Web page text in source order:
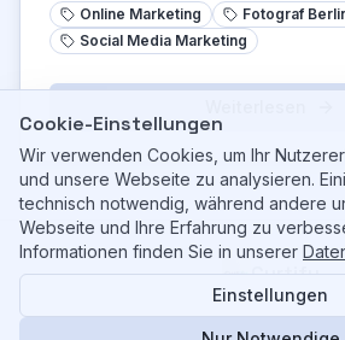
Online Marketing
Fotograf
Social Media Marketing
Curtify
Curtify. All rights
Ihr KI-gestützter Partner für
Cookie-Einstellungen
Wir verwenden Cookies, um Ihr
und unsere Webseite zu analysieren.
technisch notwendig, während andere
Webseite und Ihre Erfahrung zu
Informationen finden Sie in unserer
Einstellungen